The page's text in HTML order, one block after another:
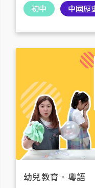
初中 中國歷
幼兒教育 ． 粵語